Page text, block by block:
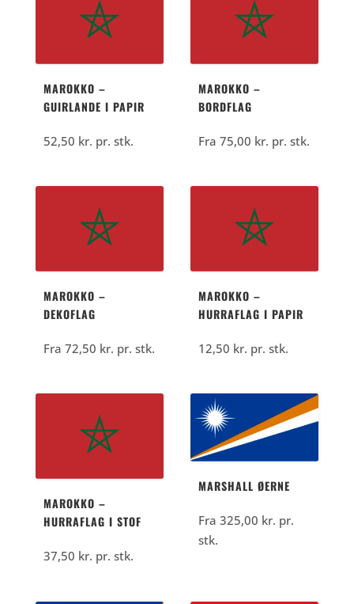
kr..
712,50
kr..
MAROKKO –
GUIRLANDE I PAPIR
52,50 kr. pr. stk.
MAROKKO –
BORDFLAG
Fra75,00 kr. pr. stk.
MAROKKO –
DEKOFLAG
Fra 72,50 kr. pr. stk.
MAROKKO –
HURRAFLAG I PAPIR
12,50 kr. pr. stk.
MAROKKO –
HURRAFLAG I STOF
37,50 kr. pr. stk.
MARSHALL ØERNE
Fra325,00 kr. pr.
stk.